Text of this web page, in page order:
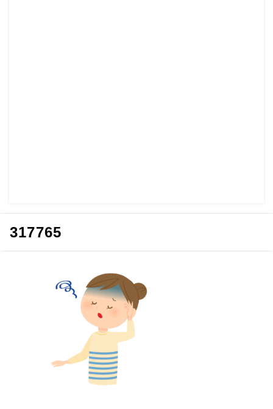
317765